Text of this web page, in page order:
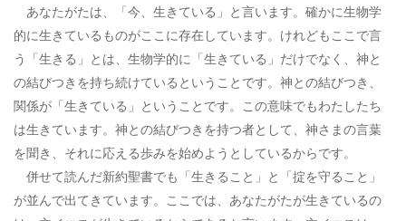
あなたがたは、「今、生きている」と言います。確かに生物学
的に生きているものがここに存在しています。けれどもここで言
う「生きる」とは、生物学的に「生きている」だけでなく、神と
の結びつきを持ち続けているということです。神との結びつき、
関係が「生きている」ということです。この意味でもわたしたち
は生きています。神との結びつきを持つ者として、神さまの言葉
を聞き、それに応える歩みを始めようとしているからです。
併せて読んだ新約聖書でも「生きること」と「掟を守ること」
が並んで出てきています。ここでは、あなたがたが生きているの